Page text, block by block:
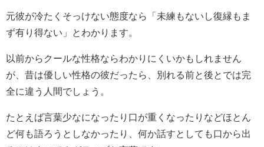
元彼が冷たくそっけない態度なら「未練もないし復縁もま
ず有り得ない」とわかります。
以前からクールな性格ならわかりにくいかもしれません
が、昔は優しい性格の彼だったら、別れる前と後とでは完
全に違う人間でしょう。
たとえば言葉少なになったり口が重くなったりなどほとん
ど何も語ろうとしなかったり、何か話すとしても口から出